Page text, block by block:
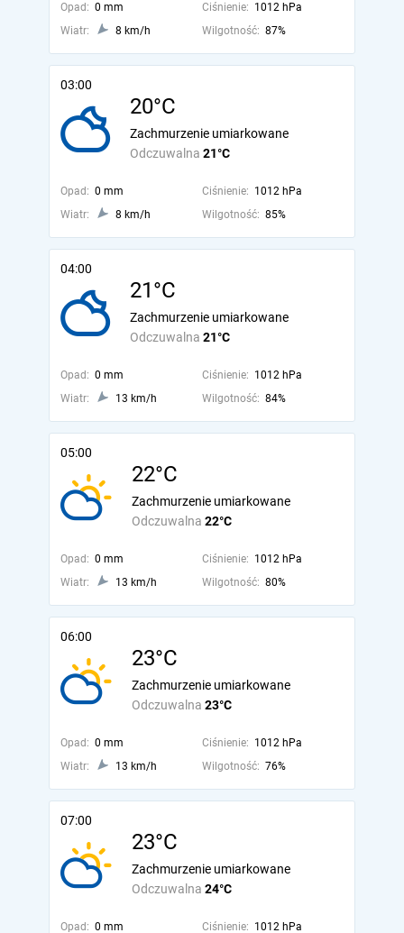
Opad: 0 mm Ciśnienie: 1012 hPa
Wiatr:
8 km/h Wilgotność: 87%
03:00
20°C
Odczuwalna 21°C
Zachmurzenie umiarkowane
Opad: 0 mm Ciśnienie: 1012 hPa
Wiatr:
8 km/h Wilgotność: 85%
04:00
21°C
Odczuwalna 21°C
Zachmurzenie umiarkowane
Opad: 0 mm Ciśnienie: 1012 hPa
Wiatr:
13 km/h Wilgotność: 84%
05:00
22°C
Odczuwalna 22°C
Zachmurzenie umiarkowane
Opad: 0 mm Ciśnienie: 1012 hPa
Wiatr:
13 km/h Wilgotność: 80%
06:00
23°C
Odczuwalna 23°C
Zachmurzenie umiarkowane
Opad: 0 mm Ciśnienie: 1012 hPa
Wiatr:
13 km/h Wilgotność: 76%
07:00
23°C
Odczuwalna 24°C
Zachmurzenie umiarkowane
Opad: 0 mm Ciśnienie: 1012 hPa